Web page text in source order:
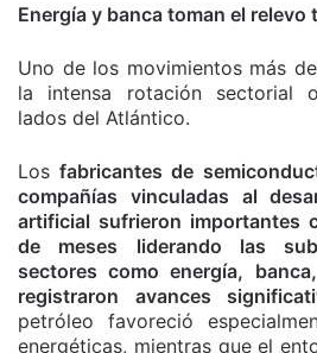
Energía y banca toman el relevo
Uno de los movimientos más
la intensa rotación sectorial
lados del Atlántico.
Losfabricantes de
compañías vinculadas al
artificial sufrieron importantes
de meses liderando las
sectores como energía,
registraron avances
petróleo favoreció
energéticas, mientras que el